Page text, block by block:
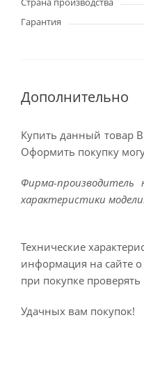
Гарантия
Дополнительно
Купить данный товар
Оформить покупку
Фирма-
характеристики модели.
Технические
информация на сайте о
при покупке
Удачных вам покупок!